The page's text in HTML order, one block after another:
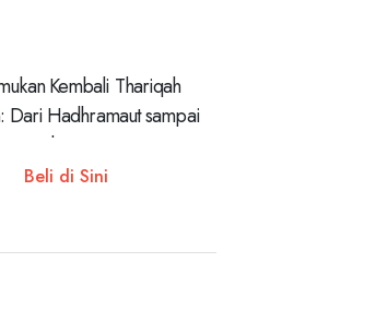
Kembali Thariqah
Dari Hadhramaut sampai
Indonesia
Beli di Sini